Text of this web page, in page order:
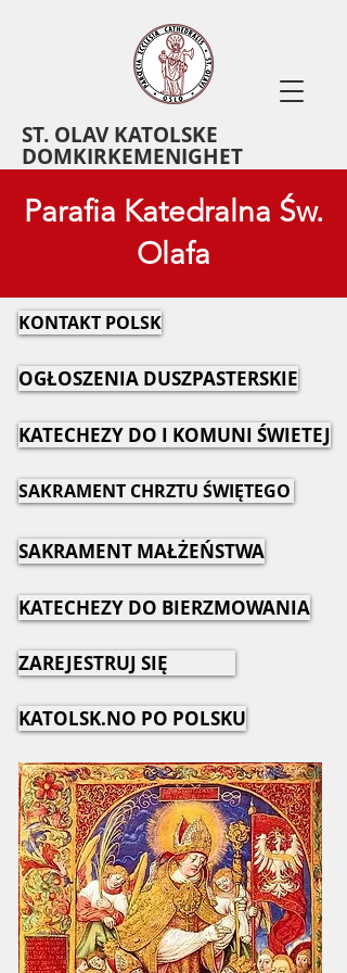
ST. OLAV KATOLSKE
DOMKIRKEMENIGHET
Parafia Katedralna Św.
Olafa
KONTAKT POLSK
OGŁOSZENIA DUSZPASTERSKIE
KATECHEZY DO I KOMUNI ŚWIETEJ
SAKRAMENT CHRZTU ŚWIĘTEGO
SAKRAMENT MAŁŻEŃSTWA
KATECHEZY DO BIERZMOWANIA
ZAREJESTRUJ SIĘ
KATOLSK.NO PO POLSKU